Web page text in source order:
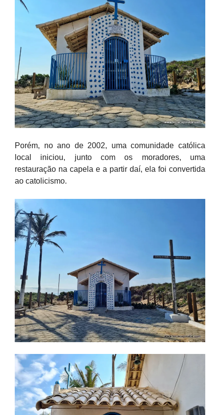
Porém, no ano de 2002, uma comunidade católica
local iniciou, junto com os moradores, uma
restauração na capela e a partir daí, ela foi convertida
ao catolicismo.